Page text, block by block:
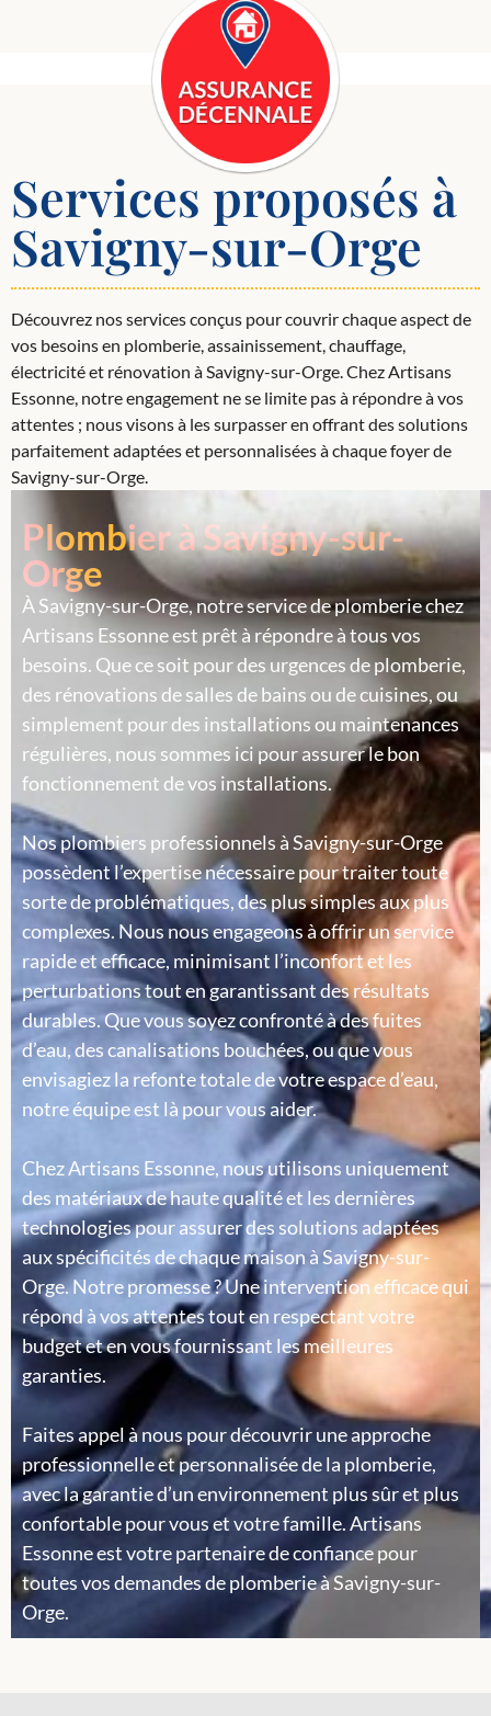
Services proposés à
Savigny-sur-Orge
Découvrez nos services conçus pour couvrir chaque aspect de
vos besoins en plomberie, assainissement, chauffage,
électricité et rénovation à Savigny-sur-Orge. Chez Artisans
Essonne, notre engagement ne se limite pas à répondre à vos
attentes ; nous visons à les surpasser en offrant des solutions
parfaitement adaptées et personnalisées à chaque foyer de
Savigny-sur-Orge.
Plombier à Savigny-sur-
Orge
À Savigny-sur-Orge, notre service de plomberie chez
Artisans Essonne est prêt à répondre à tous vos
besoins. Que ce soit pour des urgences de plomberie,
des rénovations de salles de bains ou de cuisines, ou
simplement pour des installations ou maintenances
régulières, nous sommes ici pour assurer le bon
fonctionnement de vos installations.
Nos plombiers professionnels à Savigny-sur-Orge
possèdent l’expertise nécessaire pour traiter toute
sorte de problématiques, des plus simples aux plus
complexes. Nous nous engageons à offrir un service
rapide et efficace, minimisant l’inconfort et les
perturbations tout en garantissant des résultats
durables. Que vous soyez confronté à des fuites
d’eau, des canalisations bouchées, ou que vous
envisagiez la refonte totale de votre espace d’eau,
notre équipe est là pour vous aider.
Chez Artisans Essonne, nous utilisons uniquement
des matériaux de haute qualité et les dernières
technologies pour assurer des solutions adaptées
aux spécificités de chaque maison à Savigny-sur-
Orge. Notre promesse ? Une intervention efficace qui
répond à vos attentes tout en respectant votre
budget et en vous fournissant les meilleures
garanties.
Faites appel à nous pour découvrir une approche
professionnelle et personnalisée de la plomberie,
avec la garantie d’un environnement plus sûr et plus
confortable pour vous et votre famille. Artisans
Essonne est votre partenaire de confiance pour
toutes vos demandes de plomberie à Savigny-sur-
Orge.